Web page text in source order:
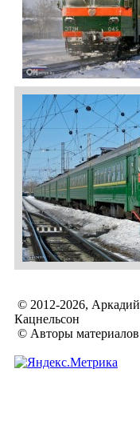
© 2012-2026, Аркадий
Кацнельсон
© Авторы материалов